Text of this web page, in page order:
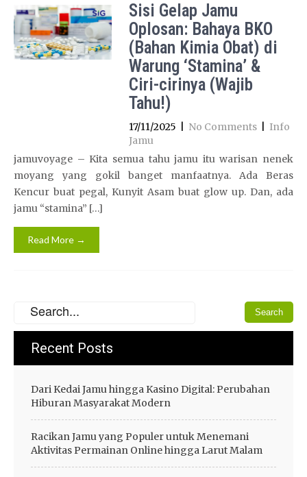
Sisi Gelap Jamu
Oplosan: Bahaya BKO
(Bahan Kimia Obat) di
Warung ‘Stamina’ &
Ciri-cirinya (Wajib
Tahu!)
17/11/2025 No Comments
Info
Jamu
jamuvoyage – Kita semua tahu jamu itu warisan nenek
moyang yang gokil banget manfaatnya. Ada Beras
Kencur buat pegal, Kunyit Asam buat glow up. Dan, ada
jamu “stamina” […]
Read More →
Recent Posts
Dari Kedai Jamu hingga Kasino Digital: Perubahan
Hiburan Masyarakat Modern
Racikan Jamu yang Populer untuk Menemani
Aktivitas Permainan Online hingga Larut Malam